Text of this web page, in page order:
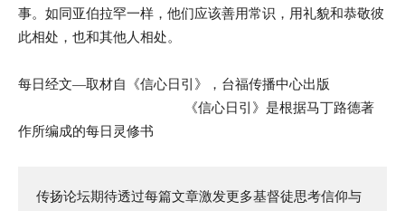
事。如同亚伯拉罕一样，他们应该善用常识，用礼貌和恭敬彼
此相处，也和其他人相处。
每日经文—取材自《信心日引》，台福传播中心出版
《信心日引》是根据马丁路德著
作所编成的每日灵修书
传扬论坛期待透过每篇文章激发更多基督徒思考信仰与